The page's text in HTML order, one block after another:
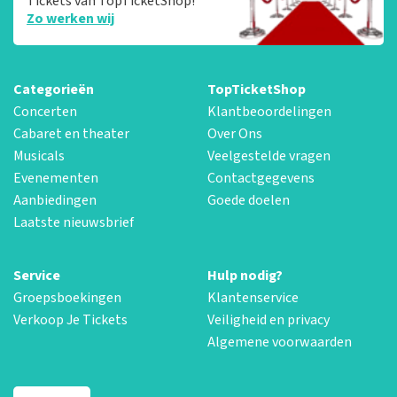
Zo werken wij
Categorieën
Concerten
Cabaret en theater
Musicals
Evenementen
Aanbiedingen
Laatste nieuwsbrief
TopTicketShop
Klantbeoordelingen
Over Ons
Veelgestelde vragen
Contactgegevens
Goede doelen
Service
Groepsboekingen
Verkoop Je Tickets
Hulp nodig?
Klantenservice
Veiligheid en privacy
Algemene voorwaarden